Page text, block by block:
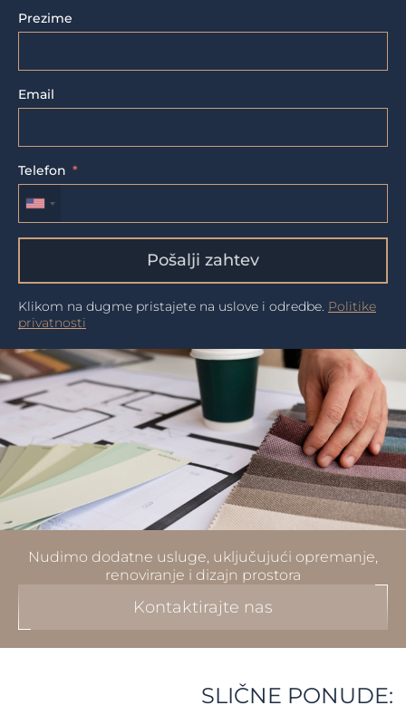
Prezime
Email
Telefon
Pošalji zahtev
Klikom na dugme pristajete na uslove i odredbe. Politike
privatnosti
Nudimo dodatne usluge, uključujući opremanje,
renoviranje i dizajn prostora
Kontaktirajte nas
SLIČNE PONUDE: